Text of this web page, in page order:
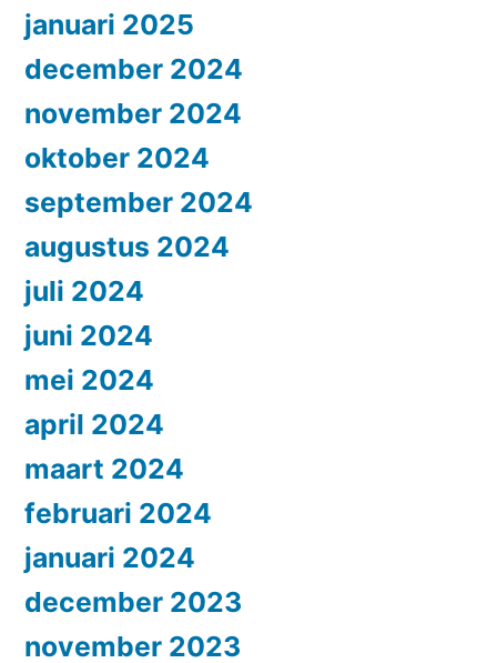
januari 2025
december 2024
november 2024
oktober 2024
september 2024
augustus 2024
juli 2024
juni 2024
mei 2024
april 2024
maart 2024
februari 2024
januari 2024
december 2023
november 2023